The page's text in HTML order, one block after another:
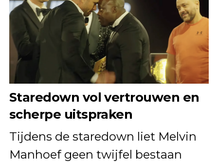
Staredown vol vertrouwen en
scherpe uitspraken
Tijdens de staredown liet Melvin
Manhoef geen twijfel bestaan